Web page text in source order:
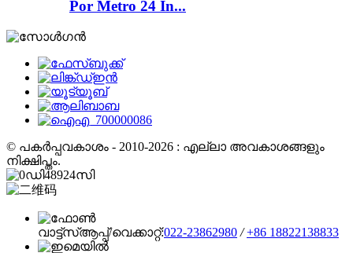
Por Metro 24 In...
© പകർപ്പവകാശം - 2010-2026 : എല്ലാ അവകാശങ്ങളും
നിക്ഷിപ്തം.
വാട്ട്‌സ്ആപ്പ്/വെക്കാറ്റ്:022-23862980 / +86 18822138833